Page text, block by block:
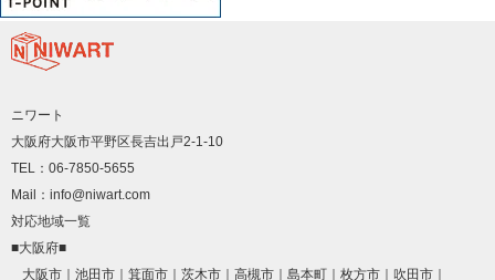
ニワート
大阪府大阪市平野区長吉出戸2-1-10
TEL：06-7850-5655
Mail：info@niwart.com
対応地域一覧
■大阪府■
大阪市
池田市 箕面市 茨木市 高槻市 島本町 枚方市 吹田市